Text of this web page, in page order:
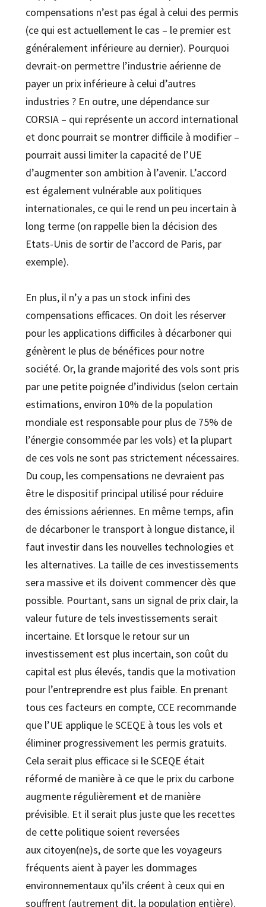
compensations n’est pas égal à celui des permis
(ce qui est actuellement le cas – le premier est
généralement inférieure au dernier). Pourquoi
devrait-on permettre l’industrie aérienne de
payer un prix inférieure à celui d’autres
industries ? En outre, une dépendance sur
CORSIA – qui représente un accord international
et donc pourrait se montrer difficile à modifier –
pourrait aussi limiter la capacité de l’UE
d’augmenter son ambition à l’avenir. L’accord
est également vulnérable aux politiques
internationales, ce qui le rend un peu incertain à
long terme (on rappelle bien la décision des
Etats-Unis de sortir de l’accord de Paris, par
exemple).
En plus, il n’y a pas un stock infini des
compensations efficaces. On doit les réserver
pour les applications difficiles à décarboner qui
génèrent le plus de bénéfices pour notre
société. Or, la grande majorité des vols sont pris
par une petite poignée d’individus (selon certain
estimations, environ 10% de la population
mondiale est responsable pour plus de 75% de
l’énergie consommée par les vols) et la plupart
de ces vols ne sont pas strictement nécessaires.
Du coup, les compensations ne devraient pas
être le dispositif principal utilisé pour réduire
des émissions aériennes. En même temps, afin
de décarboner le transport à longue distance, il
faut investir dans les nouvelles technologies et
les alternatives. La taille de ces investissements
sera massive et ils doivent commencer dès que
possible. Pourtant, sans un signal de prix clair, la
valeur future de tels investissements serait
incertaine. Et lorsque le retour sur un
investissement est plus incertain, son coût du
capital est plus élevés, tandis que la motivation
pour l’entreprendre est plus faible. En prenant
tous ces facteurs en compte, CCE recommande
que l’UE applique le SCEQE à tous les vols et
éliminer progressivement les permis gratuits.
Cela serait plus efficace si le SCEQE était
réformé de manière à ce que le prix du carbone
augmente régulièrement et de manière
prévisible. Et il serait plus juste que les recettes
de cette politique soient reversées
aux citoyen(ne)s, de sorte que les voyageurs
fréquents aient à payer les dommages
environnementaux qu’ils créent à ceux qui en
souffrent (autrement dit, la population entière).